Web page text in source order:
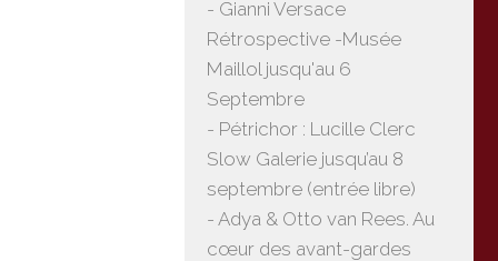
- Gianni Versace
Rétrospective -Musée
Maillol jusqu'au 6
Septembre
- Pétrichor : Lucille Clerc
Slow Galerie jusqu’au 8
septembre (entrée libre)
- Adya & Otto van Rees. Au
cœur des avant-gardes